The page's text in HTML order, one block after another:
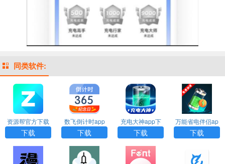
同类软件:
资源帮官方下载
下载
数飞倒计时app
下载
下载
充电大神app下
载
下载
万能省电伴侣ap
p下载
下载